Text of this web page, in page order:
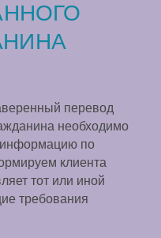
перевод
необходимо
информацию по
клиента
тот или иной
требования